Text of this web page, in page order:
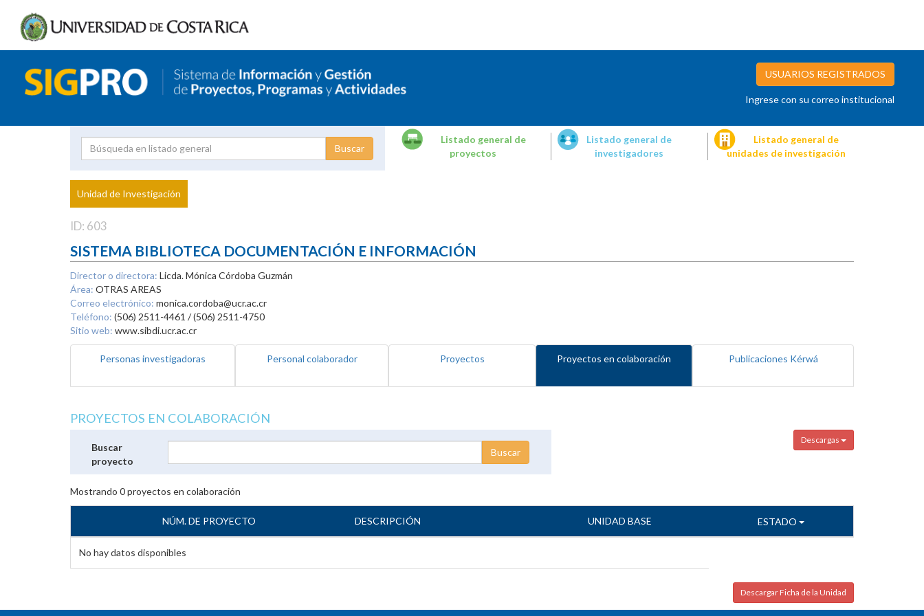
USUARIOS REGISTRADOS
Ingrese con su correo institucional
Proyecto
Investigador
Listado general de
proyectos
Listado general de
investigadores
Listado general de
unidades de investigación
Unidad de Investigación
ID: 603
SISTEMA BIBLIOTECA DOCUMENTACIÓN E INFORMACIÓN
Director o directora: Licda. Mónica Córdoba Guzmán
Área: OTRAS AREAS
Correo electrónico: monica.cordoba@ucr.ac.cr
Teléfono: (506) 2511-4461 / (506) 2511-4750
Sitio web: www.sibdi.ucr.ac.cr
Personas investigadoras Personal colaborador Proyectos Proyectos en colaboración Publicaciones Kérwá
PROYECTOS EN COLABORACIÓN
Descargas
Buscar
proyecto
Mostrando 0proyectos en colaboración
NÚM. DE PROYECTO DESCRIPCIÓN UNIDAD BASE ESTADO
No hay datos disponibles
Descargar Ficha de la Unidad